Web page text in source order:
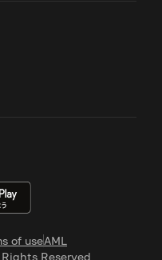
of useAML
Reserved